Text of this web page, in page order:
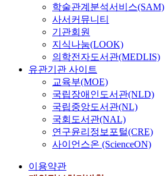
학술관계분석서비스(SAM)
사서커뮤니티
기관회원
지식나눔(LOOK)
의학전자도서관(MEDLIS)
유관기관 사이트
교육부(MOE)
국립장애인도서관(NLD)
국립중앙도서관(NL)
국회도서관(NAL)
연구윤리정보포털(CRE)
사이언스온 (ScienceON)
이용약관